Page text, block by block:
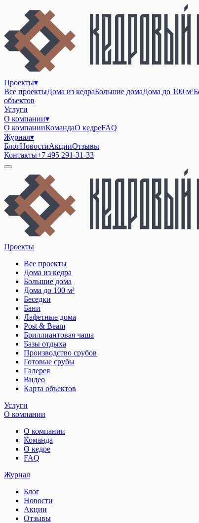
Проекты▾
Все проектыДома из кедраБольшие домаДома до 100 м²
объектов
Услуги
О компании▾
О компанииКомандаО кедреFAQ
Журнал▾
БлогНовостиАкцииОтзывы
Контакты+7 495 291-31-33
Проекты
Все проекты
Дома из кедра
Большие дома
Дома до 100 м²
Беседки
Бани
Лафетные дома
Post & Beam
Бриллиантовая чаша
Базы отдыха
Производство срубов
Готовые срубы
Галерея
Видео
Карта объектов
Услуги
О компании
О компании
Команда
О кедре
FAQ
Журнал
Блог
Новости
Акции
Отзывы